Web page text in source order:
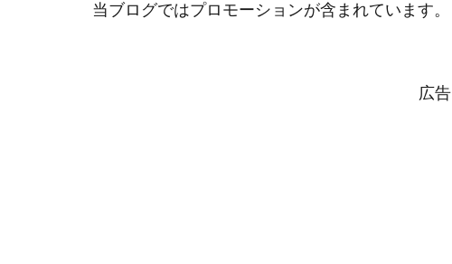
当ブログではプロモーションが含まれています。
広告